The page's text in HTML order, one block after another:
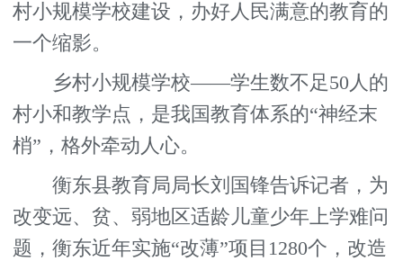
村小规模学校建设，办好人民满意的教育的
一个缩影。
乡村小规模学校——学生数不足50人的
村小和教学点，是我国教育体系的“神经末
梢”，格外牵动人心。
衡东县教育局局长刘国锋告诉记者，为
改变远、贫、弱地区适龄儿童少年上学难问
题，衡东近年实施“改薄”项目1280个，改造